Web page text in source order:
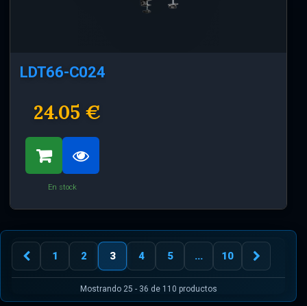
LDT66-C024
24.05 €
En stock
1 2 3 4 5 ... 10
Mostrando 25 - 36 de 110 productos